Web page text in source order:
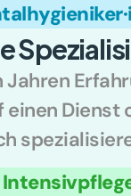
Jahren
einen Dienst